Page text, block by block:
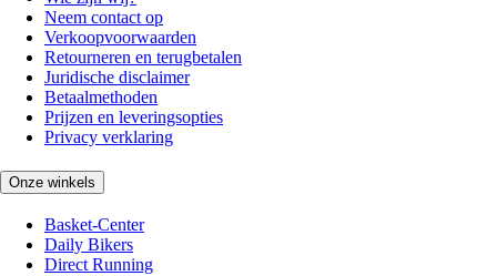
Neem contact op
Verkoopvoorwaarden
Retourneren en terugbetalen
Juridische disclaimer
Betaalmethoden
Prijzen en leveringsopties
Privacy verklaring
Onze winkels
Basket-Center
Daily Bikers
Direct Running